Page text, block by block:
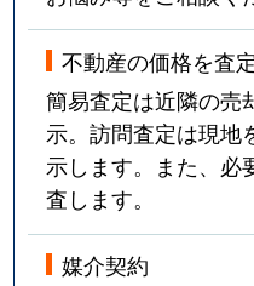
不動産の価格を査定
簡易査定は近隣の売
示。訪問査定は現地
示します。また、必
査します。
媒介契約